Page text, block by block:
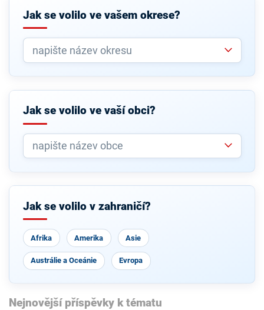
Jak se volilo ve vašem okrese?
Jak se volilo ve vaší obci?
Jak se volilo v zahraničí?
Afrika Amerika Asie
Austrálie a Oceánie Evropa
Nejnovější příspěvky k tématu